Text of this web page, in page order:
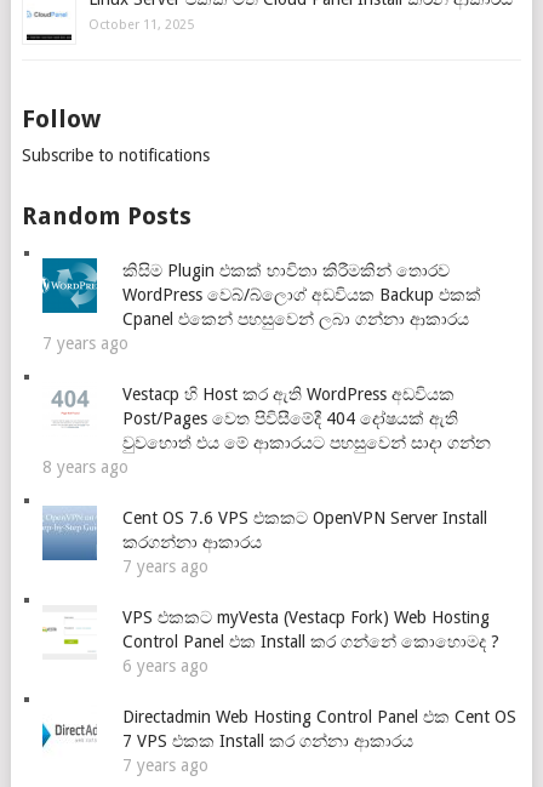
October 11, 2025
Follow
Subscribe to notifications
Random Posts
කිසිම Plugin එකක් භාවිතා කිරීමකින් තොරව
WordPress වෙබ්/බ්ලොග් අඩවියක Backup එකක්
Cpanel එකෙන් පහසුවෙන් ලබා ගන්නා ආකාරය
7 years ago
Vestacp හි Host කර ඇති WordPress අඩවියක
Post/Pages වෙත පිවිසීමේදී 404 දෝෂයක් ඇති
වුවහොත් එය මේ ආකාරයට පහසුවෙන් සාදා ගන්න
8 years ago
Cent OS 7.6 VPS එකකට OpenVPN Server Install
කරගන්නා ආකාරය
7 years ago
VPS එකකට myVesta (Vestacp Fork) Web Hosting
Control Panel එක Install කර ගන්නේ කොහොමද ?
6 years ago
Directadmin Web Hosting Control Panel එක Cent OS
7 VPS එකක Install කර ගන්නා ආකාරය
7 years ago